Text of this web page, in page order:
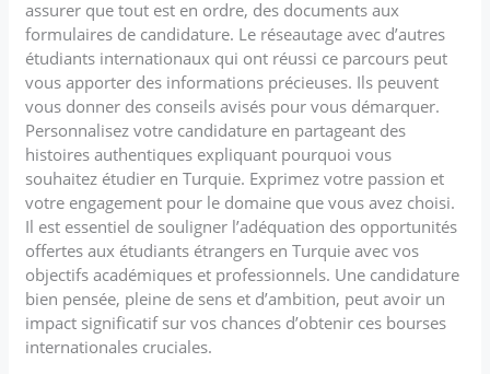
assurer que tout est en ordre, des documents aux
formulaires de candidature. Le réseautage avec d’autres
étudiants internationaux qui ont réussi ce parcours peut
vous apporter des informations précieuses. Ils peuvent
vous donner des conseils avisés pour vous démarquer.
Personnalisez votre candidature en partageant des
histoires authentiques expliquant pourquoi vous
souhaitez étudier en Turquie. Exprimez votre passion et
votre engagement pour le domaine que vous avez choisi.
Il est essentiel de souligner l’adéquation des opportunités
offertes aux étudiants étrangers en Turquie avec vos
objectifs académiques et professionnels. Une candidature
bien pensée, pleine de sens et d’ambition, peut avoir un
impact significatif sur vos chances d’obtenir ces bourses
internationales cruciales.